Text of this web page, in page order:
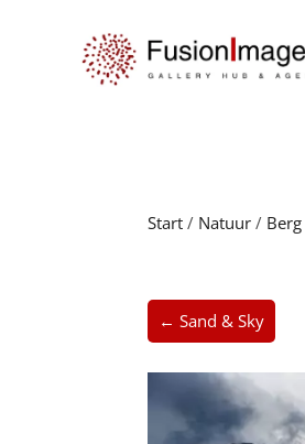
Start / Natuur / Berg
← Sand & Sky